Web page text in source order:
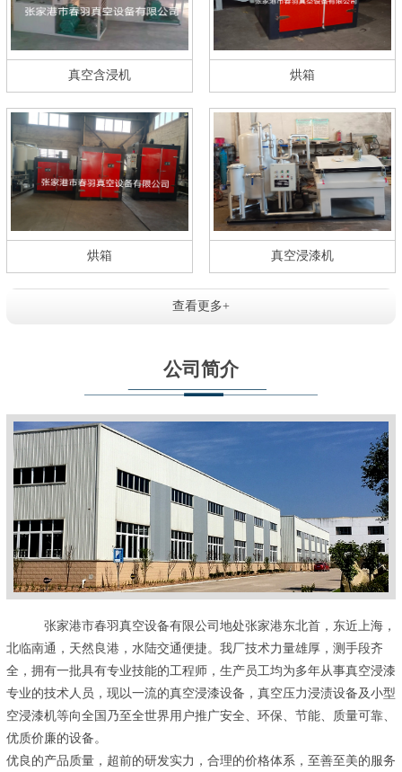
真空含浸机 烘箱
烘箱 真空浸漆机
查看更多+
公司简介
张家港市春羽真空设备有限公司地处张家港东北首，东近上海，
北临南通，天然良港，水陆交通便捷。我厂技术力量雄厚，测手段齐
全，拥有一批具有专业技能的工程师，生产员工均为多年从事真空浸漆
专业的技术人员，现以一流的真空浸漆设备，真空压力浸渍设备及小型
空浸漆机等向全国乃至全世界用户推广安全、环保、节能、质量可靠、
优质价廉的设备。
优良的产品质量，超前的研发实力，合理的价格体系，至善至美的服务